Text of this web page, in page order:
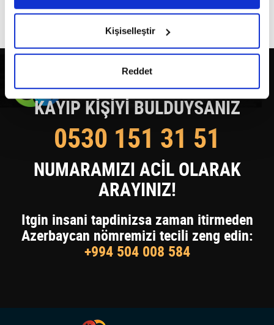
hazırlanmış olan İnternet Sitesi Aydınlatma Metnimizi
okumak ve sitemizi ziyaretiniz kapsamında
gerçekleştirilen veri işleme faaliyetleri ile ilgili daha
Kişiselleştir
Reddet
KAYIP KİŞİYİ BULDUYSANIZ
0530 151 31 51
NUMARAMIZI ACİL OLARAK
ARAYINIZ!
Itgin insani tapdinizsa zaman itirmeden
Azerbaycan nömremizi tecili zeng edin:
+994 504 008 584